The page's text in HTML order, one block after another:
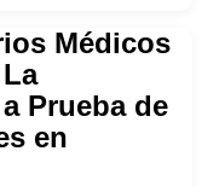
Médicos
Prueba de
en